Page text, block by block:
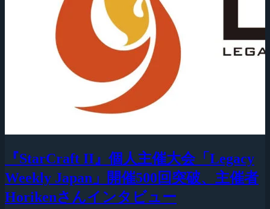
『StarCraft II』個人主催大会「Legacy
Weekly Japan」開催500回突破、主催者
Horikenさんインタビュー